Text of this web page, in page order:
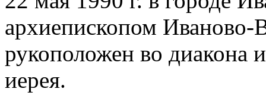
архиепископом
рукоположен во диакона
иерея.